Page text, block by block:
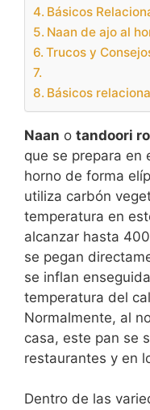
Básicos
Naan de ajo al
Trucos y
Básicos
Naan o tandoori
que se prepara en
horno de forma
utiliza carbón
temperatura en
alcanzar hasta
se pegan
se inflan
temperatura del
Normalmente, al
casa, este pan se
restaurantes y en
Dentro de las